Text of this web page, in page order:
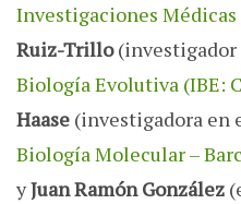
Investigaciones
Ruiz-Trillo(investigador
Biología Evolutiva (IBE:
Haase (investigadora en
Biología Molecular –
yJuan Ramón González